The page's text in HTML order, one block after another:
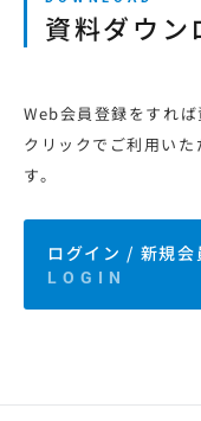
資料ダウン
Web会員登録をすれ
クリックでご利用い
す。
ログイン / 新規会